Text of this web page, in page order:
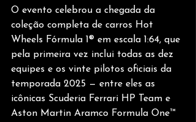
O evento celebrou a chegada da
coleção completa de carros Hot
Wheels Fórmula 1® em escala 1:64, que
pela primeira vez inclui todas as dez
equipes e os vinte pilotos oficiais da
temporada 2025 — entre eles as
icônicas Scuderia Ferrari HP Team e
Aston Martin Aramco Formula One™